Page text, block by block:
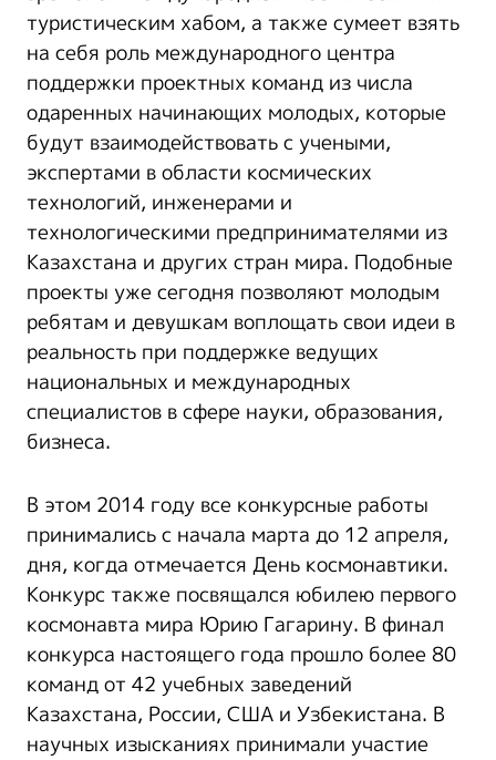
туристическим хабом, а также сумеет взять
на себя роль международного центра
поддержки проектных команд из числа
одаренных начинающих молодых, которые
будут взаимодействовать с учеными,
экспертами в области космических
технологий, инженерами и
технологическими предпринимателями из
Казахстана и других стран мира. Подобные
проекты уже сегодня позволяют молодым
ребятам и девушкам воплощать свои идеи в
реальность при поддержке ведущих
национальных и международных
специалистов в сфере науки, образования,
бизнеса.
В этом 2014 году все конкурсные работы
принимались с начала марта до 12 апреля,
дня, когда отмечается День космонавтики.
Конкурс также посвящался юбилею первого
космонавта мира Юрию Гагарину. В финал
конкурса настоящего года прошло более 80
команд от 42 учебных заведений
Казахстана, России, США и Узбекистана. В
научных изысканиях принимали участие